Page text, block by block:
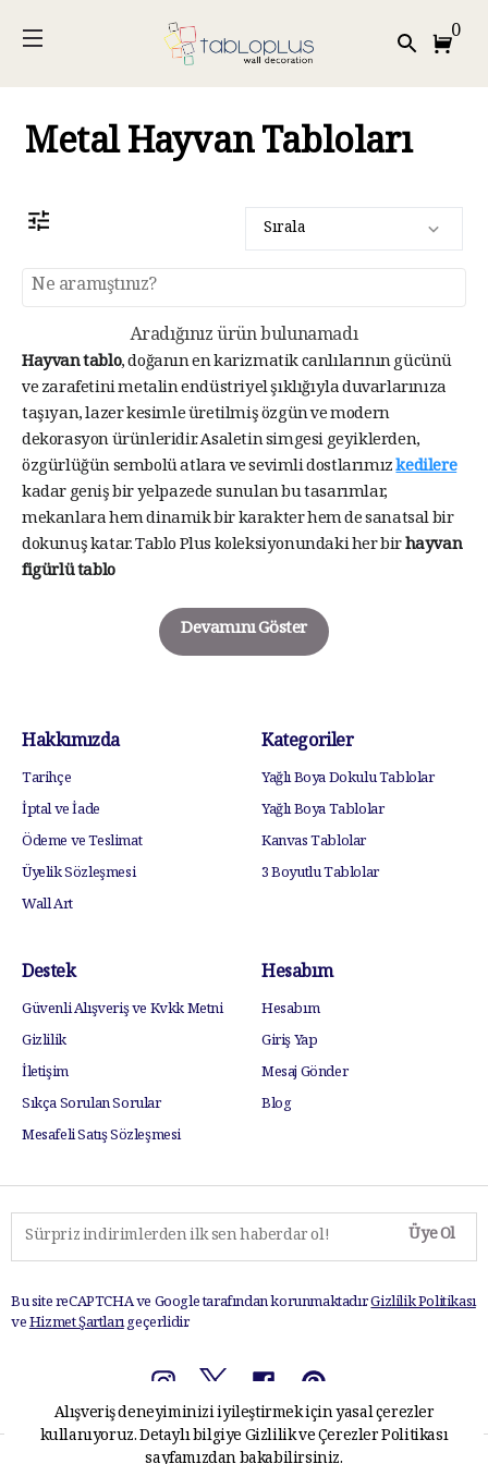
0
Alışveriş deneyiminizi iyileştirmek için yasal çerezler
kullanıyoruz. Detaylı bilgiyeGizlilik ve Çerezler Politikası
Metal Hayvan Tabloları
Sırala
Aradığınız ürün bulunamadı
Hayvan tablo, doğanın en karizmatik canlılarının gücünü
ve zarafetini metalin endüstriyel şıklığıyla duvarlarınıza
taşıyan, lazer kesimle üretilmiş özgün ve modern
dekorasyon ürünleridir. Asaletin simgesi geyiklerden,
özgürlüğün sembolü atlara ve sevimli dostlarımızkedilere
kadar geniş bir yelpazede sunulan bu tasarımlar,
mekanlara hem dinamik bir karakter hem de sanatsal bir
dokunuş katar. Tablo Plus koleksiyonundaki her birhayvan
figürlü tablo
Devamını Göster
Hakkımızda
Tarihçe
İptal ve İade
Ödeme ve Teslimat
Üyelik Sözleşmesi
Wall Art
Kategoriler
Yağlı Boya Dokulu Tablolar
Yağlı Boya Tablolar
Kanvas Tablolar
3 Boyutlu Tablolar
Destek
Güvenli Alışveriş ve Kvkk Metni
Gizlilik
İletişim
Sıkça Sorulan Sorular
Mesafeli Satış Sözleşmesi
Hesabım
Hesabım
Giriş Yap
Mesaj Gönder
Blog
Üye Ol
Bu site reCAPTCHA ve Google tarafından korunmaktadır.Gizlilik Politikası
veHizmet Şartlarıgeçerlidir.